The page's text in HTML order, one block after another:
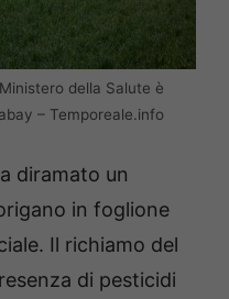
della Salute è
– Temporeale.info
diramato un
in foglione
Il richiamo del
di pesticidi